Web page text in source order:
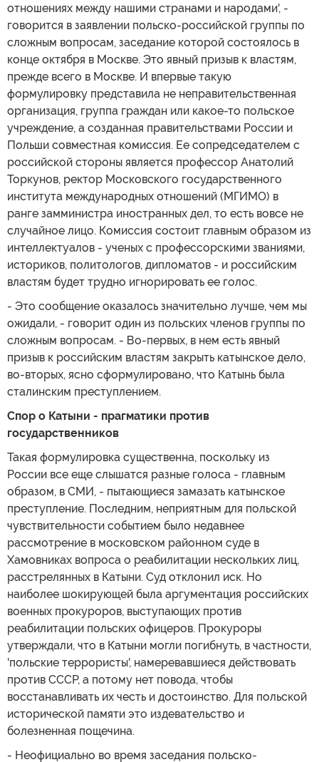
отношениях между нашими странами и народами', -
говорится в заявлении польско-российской группы по
сложным вопросам, заседание которой состоялось в
конце октября в Москве. Это явный призыв к властям,
прежде всего в Москве. И впервые такую
формулировку представила не неправительственная
организация, группа граждан или какое-то польское
учреждение, а созданная правительствами России и
Польши совместная комиссия. Ее сопредседателем с
российской стороны является профессор Анатолий
Торкунов, ректор Московского государственного
института международных отношений (МГИМО) в
ранге замминистра иностранных дел, то есть вовсе не
случайное лицо. Комиссия состоит главным образом из
интеллектуалов - ученых с профессорскими званиями,
историков, политологов, дипломатов - и российским
властям будет трудно игнорировать ее голос.
- Это сообщение оказалось значительно лучше, чем мы
ожидали, - говорит один из польских членов группы по
сложным вопросам. - Во-первых, в нем есть явный
призыв к российским властям закрыть катынское дело,
во-вторых, ясно сформулировано, что Катынь была
сталинским преступлением.
Спор о Катыни - прагматики против
государственников
Такая формулировка существенна, поскольку из
России все еще слышатся разные голоса - главным
образом, в СМИ, - пытающиеся замазать катынское
преступление. Последним, неприятным для польской
чувствительности событием было недавнее
рассмотрение в московском районном суде в
Хамовниках вопроса о реабилитации нескольких лиц,
расстрелянных в Катыни. Суд отклонил иск. Но
наиболее шокирующей была аргументация российских
военных прокуроров, выступающих против
реабилитации польских офицеров. Прокуроры
утверждали, что в Катыни могли погибнуть, в частности,
'польские террористы', намеревавшиеся действовать
против СССР, а потому нет повода, чтобы
восстанавливать их честь и достоинство. Для польской
исторической памяти это издевательство и
болезненная пощечина.
- Неофициально во время заседания польско-